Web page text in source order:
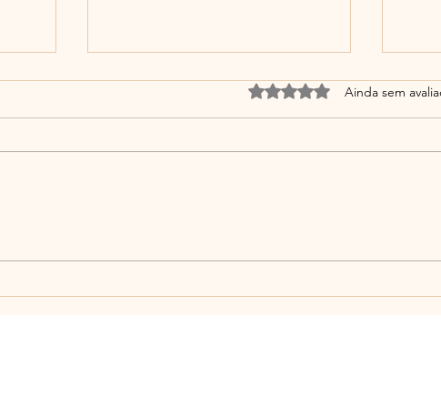
Avaliado com 0 de 5
Ainda sem